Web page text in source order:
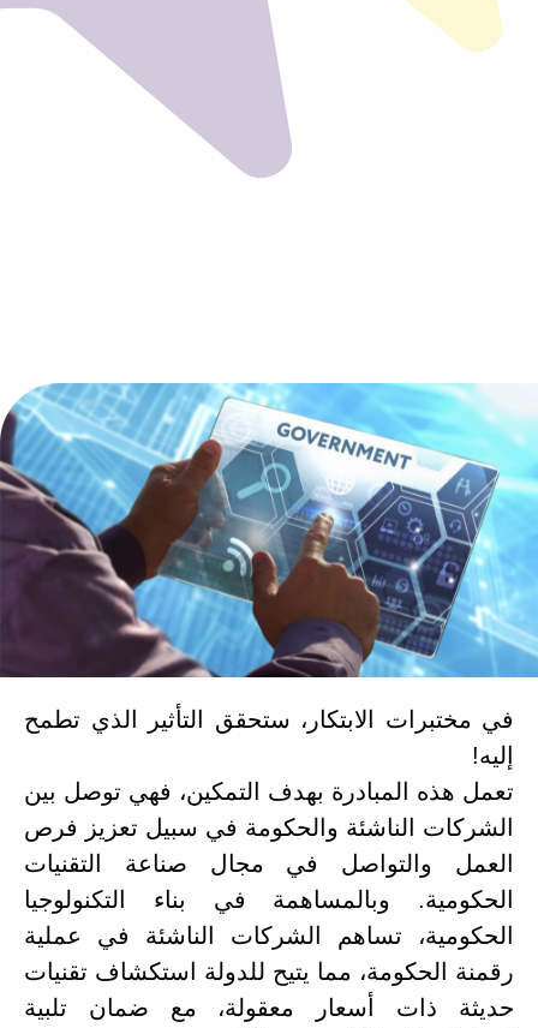
في مختبرات الابتكار، ستحقق التأثير الذي تطمح
إليه!
تعمل هذه المبادرة بهدف التمكين، فهي توصل بين
الشركات الناشئة والحكومة في سبيل تعزيز فرص
العمل والتواصل في مجال صناعة التقنيات
الحكومية. وبالمساهمة في بناء التكنولوجيا
الحكومية، تساهم الشركات الناشئة في عملية
رقمنة الحكومة، مما يتيح للدولة استكشاف تقنيات
حديثة ذات أسعار معقولة، مع ضمان تلبية